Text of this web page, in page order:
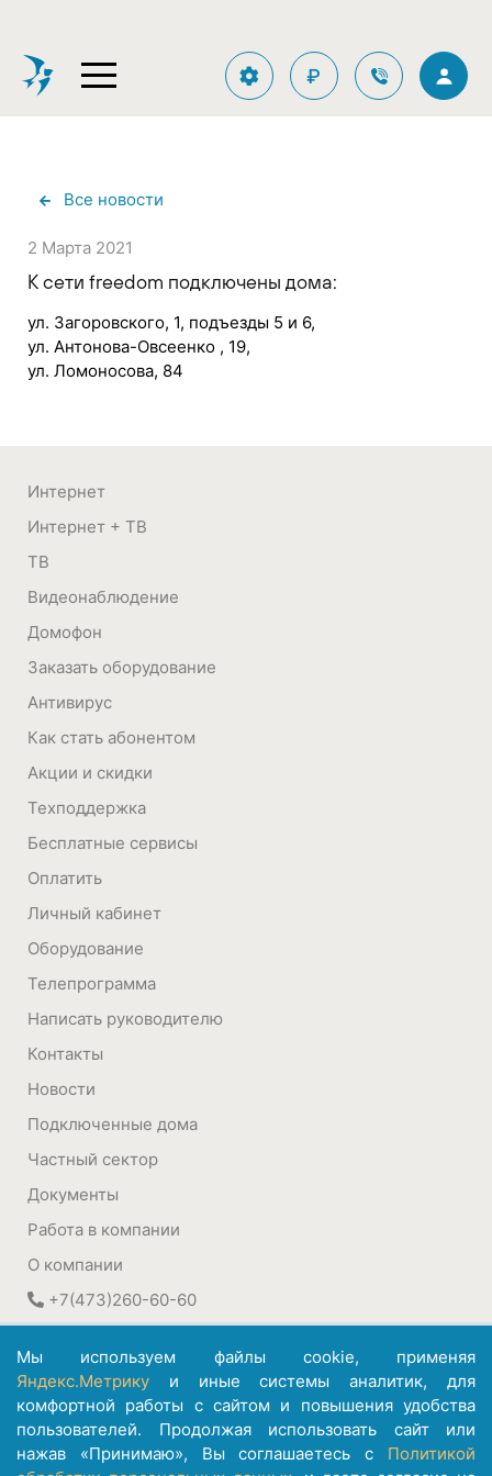
Все новости
2 Марта 2021
К сети freedom подключены дома:
ул. Загоровского, 1, подъезды 5 и 6,
ул. Антонова-Овсеенко , 19,
ул. Ломоносова, 84
Интернет
Интернет + ТВ
ТВ
Видеонаблюдение
Домофон
Заказать оборудование
Антивирус
Как стать абонентом
Акции и скидки
Техподдержка
Бесплатные сервисы
Оплатить
Личный кабинет
Оборудование
Телепрограмма
Написать руководителю
Контакты
Новости
Подключенные дома
Частный сектор
Документы
Работа в компании
О компании
+7(473)260-60-60
ул. Плехановская, 22а
©АО ИК "Информсвязь-Черноземье"
1992 – 2026
Мы используем файлы cookie, применяя
Яндекс.Метрику и иные системы аналитик, для
комфортной работы с сайтом и повышения удобства
пользователей. Продолжая использовать сайт или
нажав «Принимаю», Вы соглашаетесь с Политикой
₽